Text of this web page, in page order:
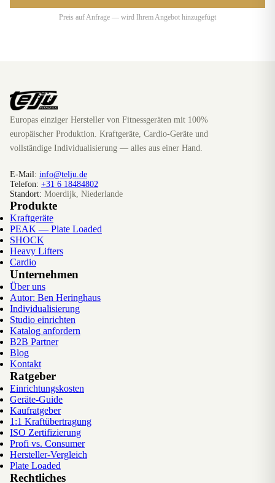
Preis auf Anfrage — wird Ihrem Angebot hinzugefügt
Europas einziger Hersteller von Fitnessgeräten mit 100%
europäischer Produktion. Kraftgeräte, Cardio-Geräte und
vollständige Individualisierung — alles aus einer Hand.
E-Mail: info@telju.de
Telefon: +31 6 18484802
Standort: Moerdijk, Niederlande
Produkte
Kraftgeräte
PEAK — Plate Loaded
SHOCK
Heavy Lifters
Cardio
Unternehmen
Über uns
Autor: Ben Heringhaus
Individualisierung
Studio einrichten
Katalog anfordern
B2B Partner
Blog
Kontakt
Ratgeber
Einrichtungskosten
Geräte-Guide
Kaufratgeber
1:1 Kraftübertragung
ISO Zertifizierung
Profi vs. Consumer
Hersteller-Vergleich
Plate Loaded
Rechtliches